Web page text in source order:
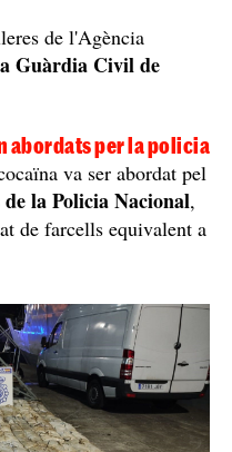
de l'Agència
Guàrdia Civil de
abordats per la policia
va ser abordat pel
la Policia Nacional,
de farcells equivalent a